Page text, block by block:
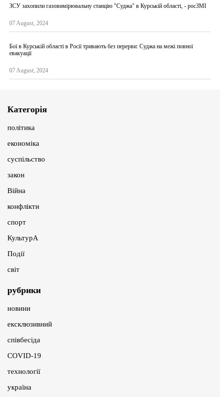
ЗСУ захопили газовимірювальну станцію "Суджа" в Курській області, - росЗМІ
07 August, 2024
Бої в Курській області в Росії тривають без перерви: Суджа на межі повної
евакуації
07 August, 2024
Категорія
політика
економіка
суспільство
закон
Війна
конфлікти
спорт
КультурА
Події
світ
рубрики
новини
ексклюзивний
співбесіда
COVID-19
технології
україна